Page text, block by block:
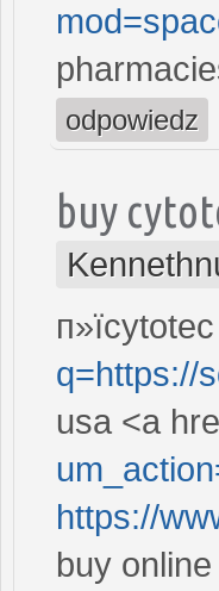
odpowiedz
buy
q=https://
usa <a
https://
buy